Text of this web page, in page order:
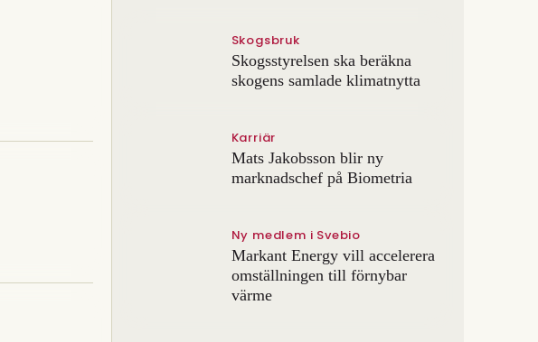
Skogsbruk
Skogsstyrelsen ska beräkna
skogens samlade klimatnytta
Karriär
Mats Jakobsson blir ny
marknadschef på Biometria
Ny medlem i Svebio
Markant Energy vill accelerera
omställningen till förnybar
värme